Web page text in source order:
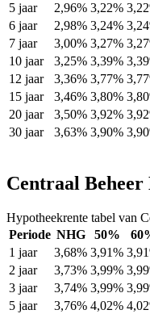
5 jaar
2,96% 3,22%
6 jaar
2,98% 3,24%
7 jaar
3,00% 3,27%
10 jaar
3,25% 3,39%
12 jaar
3,36% 3,77%
15 jaar
3,46% 3,80%
20 jaar
3,50% 3,92%
30 jaar
3,63% 3,90%
Centraal
Hypotheekrente tabel van
Periode NHG 50%
1 jaar
3,68% 3,91%
2 jaar
3,73% 3,99%
3 jaar
3,74% 3,99%
5 jaar
3,76% 4,02%